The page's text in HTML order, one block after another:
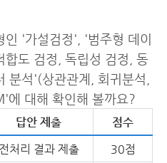
인 '가설검정', '범주형 데이
도 검정, 독립성 검정, 동
분석'(상관관계, 회귀분석,
대해 확인해 볼까요?
답안 제출
점수
전처리 결과 제출
30점